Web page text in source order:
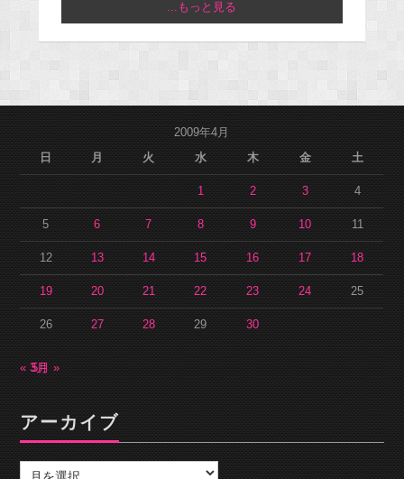
...もっと見る
2009年4月
日
月 火 水 木 金 土
1 2 3 4
5 6 7 8 9 10 11
12 13 14 15 16 17 18
19 20 21 22 23 24 25
26 27 28 29 30
« 3月5月 »
アーカイブ